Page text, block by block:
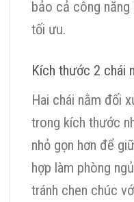
bảo cả công
tối ưu.
Kích thước 2 chái
Hai chái nằm đối
trong kích thước
nhỏ gọn hơn để
hợp làm phòng
tránh chen chúc